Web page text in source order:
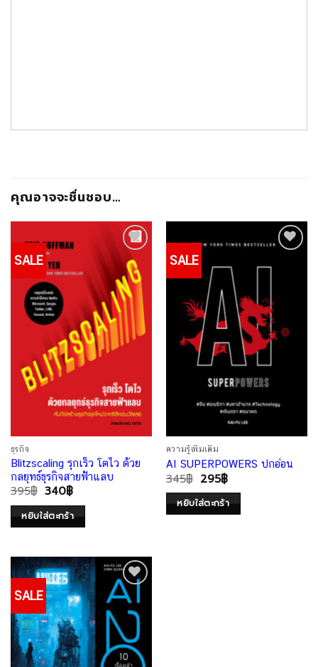
คุณอาจจะชื่นชอบ…
SALE
Add to
Wishlist
ธุรกิจ
Blitzscaling รุกเร็ว โตไว ด้วย
กลยุทธ์ธุรกิจสายฟ้าแลบ
395฿ 340฿
หยิบใส่ตะกร้า
SALE
ความรู้เพิ่มเติม
AI SUPERPOWERS ปกอ่อน
345฿ 295฿
หยิบใส่ตะกร้า
SALE
Add to
Wishlist